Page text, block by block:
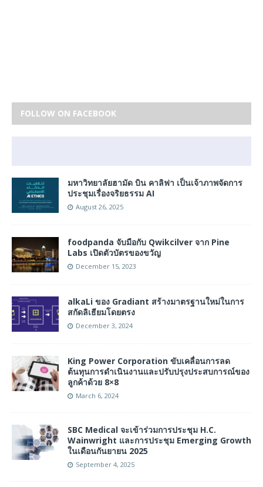
FOLLOW ON FACEBOOK
มหาวิทยาลัยฮามัด บิน คาลิฟา เป็นเจ้าภาพจัดการ
ประชุมเรื่องจริยธรรม AI
August 26, 2025
foodpanda จับมือกับ Qwikcilver จาก Pine
Labs เปิดตัวบัตรของขวัญ
December 15, 2023
alkaLi ของ Gradiant สร้างมาตรฐานใหม่ในการ
สกัดลิเธียมโดยตรง
December 3, 2024
King Power Corporation ขับเคลื่อนการลด
ต้นทุนการดำเนินงานและปรับปรุงประสบการณ์ของ
ลูกค้าด้วย 8×8
March 6, 2024
SBC Medical จะเข้าร่วมการประชุม H.C.
Wainwright และการประชุม Emerging Growth
ในเดือนกันยายน 2025
September 4, 2025